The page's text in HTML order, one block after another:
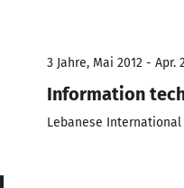
3 Jahre, Mai 2012 - Apr.
Information
Lebanese